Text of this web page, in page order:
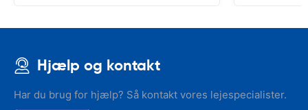
Hjælp og kontakt
Har du brug for hjælp? Så kontakt vores lejespecialister.